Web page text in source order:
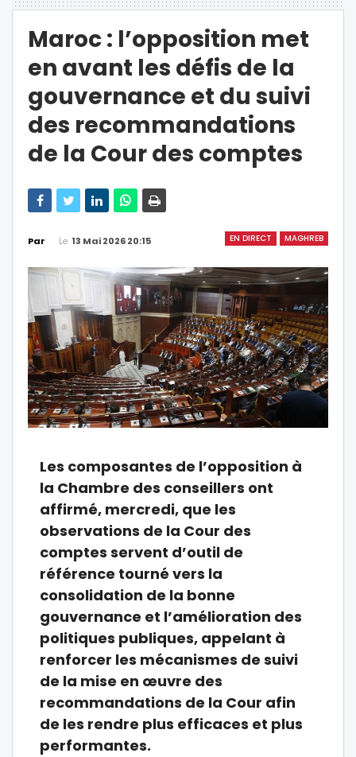
Maroc : l’opposition met
en avant les défis de la
gouvernance et du suivi
des recommandations
de la Cour des comptes
EN DIRECT MAGHREB
Par Le 13 Mai 2026 20:15
Les composantes de l’opposition à
la Chambre des conseillers ont
affirmé, mercredi, que les
observations de la Cour des
comptes servent d’outil de
référence tourné vers la
consolidation de la bonne
gouvernance et l’amélioration des
politiques publiques, appelant à
renforcer les mécanismes de suivi
de la mise en œuvre des
recommandations de la Cour afin
de les rendre plus efficaces et plus
performantes.